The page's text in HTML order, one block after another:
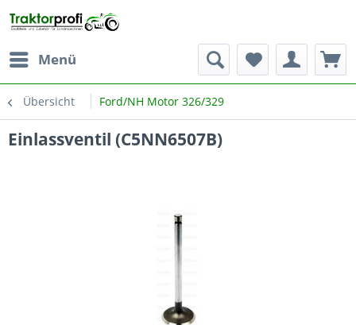
Menü
Übersicht Ford/NH Motor 326/329
Einlassventil (C5NN6507B)